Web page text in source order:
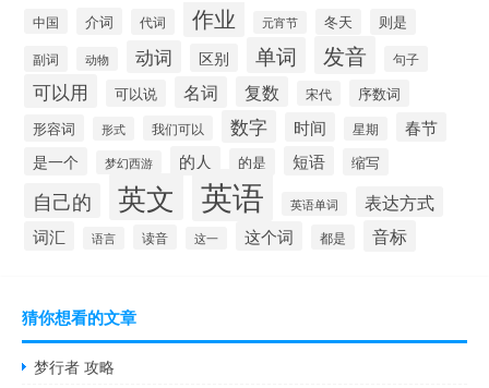
中国 介词 代词 作业 元宵节 冬天
则是
副词
动物 动词 区别 单词 发音 句子
可以用 可以说 名词 复数 宋代
序数词
形容词
形式 我们可以 数字 时间 星期 春节
是一个 梦幻西游 的人 的是 短语 缩写
自己的 英文 英语 英语单词 表达方式
词汇 语言 读音 这一 这个词 都是 音标
猜你想看的文章
梦行者 攻略